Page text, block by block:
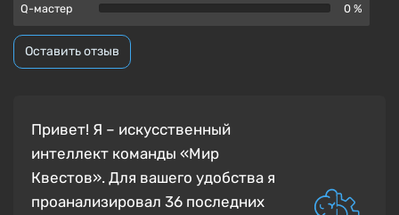
Q-мастер
0 %
Оставить отзыв
Привет! Я – искусственный
интеллект команды «Мир
Квестов». Для вашего удобства я
проанализировал 36 последних